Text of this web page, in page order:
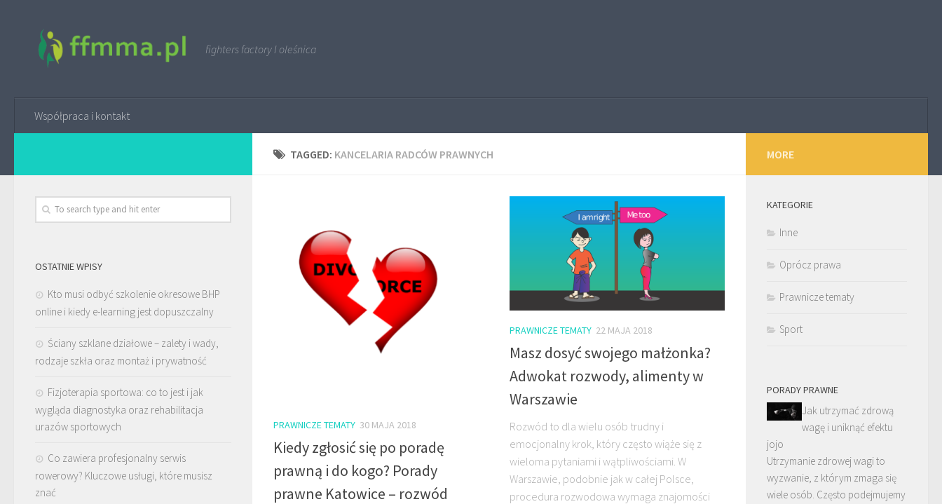
fighters factory I oleśnica
Współpraca i kontakt
TAGGED: KANCELARIA RADCÓW PRAWNYCH
PRAWNICZE TEMATY 30 MAJA 2018
Kiedy zgłosić się po poradę
prawną i do kogo? Porady
prawne Katowice – rozwód
PRAWNICZE TEMATY 22 MAJA 2018
Masz dosyć swojego małżonka?
Adwokat rozwody, alimenty w
Warszawie
Rozwód to dla wielu osób trudny i
emocjonalny krok, który często wiąże się z
wieloma pytaniami i wątpliwościami. W
Warszawie, podobnie jak w całej Polsce,
procedura rozwodowa wymaga znajomości
OSTATNIE WPISY
Kto musi odbyć szkolenie okresowe BHP
online i kiedy e-learning jest dopuszczalny
Ściany szklane działowe – zalety i wady,
rodzaje szkła oraz montaż i prywatność
Fizjoterapia sportowa: co to jest i jak
wygląda diagnostyka oraz rehabilitacja
urazów sportowych
Co zawiera profesjonalny serwis
rowerowy? Kluczowe usługi, które musisz
znać
MORE
KATEGORIE
Inne
Oprócz prawa
Prawnicze tematy
Sport
PORADY PRAWNE
Jak utrzymać zdrową
wagę i uniknąć efektu
jojo
Utrzymanie zdrowej wagi to
wyzwanie, z którym zmaga się
wiele osób. Często podejmujemy